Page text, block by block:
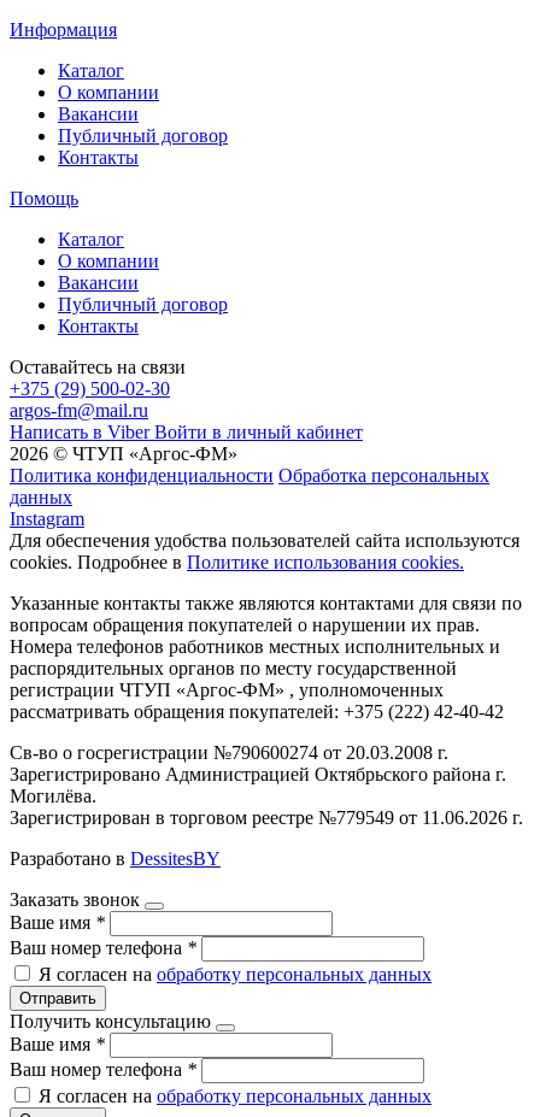
Информация
Каталог
О компании
Вакансии
Публичный договор
Контакты
Помощь
Каталог
О компании
Вакансии
Публичный договор
Контакты
Оставайтесь на связи
+375 (29) 500-02-30
argos-fm@mail.ru
Написать в Viber Войти в личный кабинет
2026 © ЧТУП «Аргос-ФМ»
Политика конфиденциальности Обработка персональных
данных
Instagram
Для обеспечения удобства пользователей сайта используются
cookies. Подробнее в Политике использования cookies.
Указанные контакты также являются контактами для связи по
вопросам обращения покупателей о нарушении их прав.
Номера телефонов работников местных исполнительных и
распорядительных органов по месту государственной
регистрации ЧТУП «Аргос-ФМ» , уполномоченных
рассматривать обращения покупателей: +375 (222) 42-40-42
Св-во о госрегистрации №790600274 от 20.03.2008 г.
Зарегистрировано Администрацией Октябрьского района г.
Могилёва.
Зарегистрирован в торговом реестре №779549 от 11.06.2026 г.
Разработано в DessitesBY
Заказать звонок
Ваше имя *
Ваш номер телефона *
Я согласен на обработку персональных данных
Отправить
Получить консультацию
Ваше имя *
Ваш номер телефона *
Я согласен на обработку персональных данных